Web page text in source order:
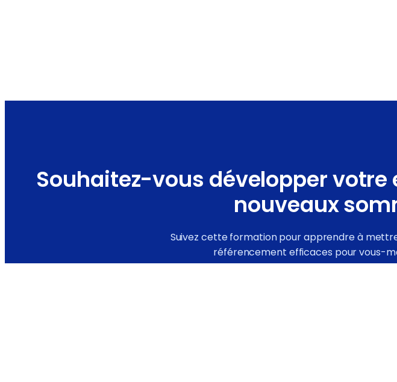
Souhaitez-vous développer
nouveaux
Suivez cette formation pour apprendre à
référencement efficaces pour vous-